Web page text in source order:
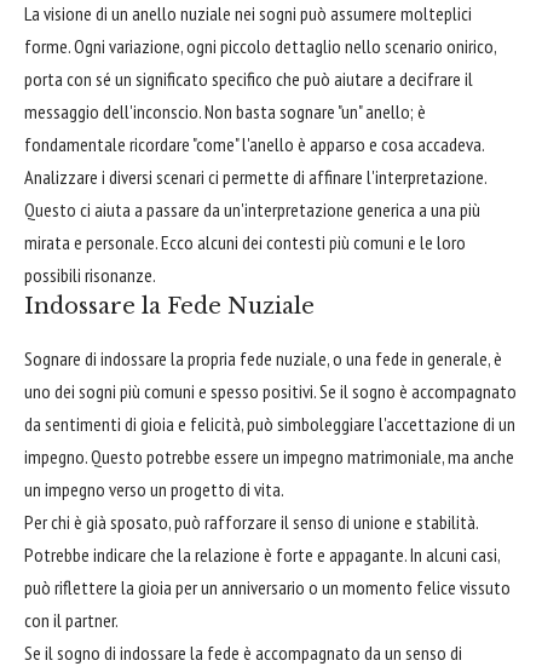
La visione di un anello nuziale nei sogni può assumere molteplici
forme. Ogni variazione, ogni piccolo dettaglio nello scenario onirico,
porta con sé un significato specifico che può aiutare a decifrare il
messaggio dell'inconscio. Non basta sognare "un" anello; è
fondamentale ricordare "come" l'anello è apparso e cosa accadeva.
Analizzare i diversi scenari ci permette di affinare l'interpretazione.
Questo ci aiuta a passare da un'interpretazione generica a una più
mirata e personale. Ecco alcuni dei contesti più comuni e le loro
possibili risonanze.
Indossare la Fede Nuziale
Sognare di indossare la propria fede nuziale, o una fede in generale, è
uno dei sogni più comuni e spesso positivi. Se il sogno è accompagnato
da sentimenti di gioia e felicità, può simboleggiare l'accettazione di un
impegno. Questo potrebbe essere un impegno matrimoniale, ma anche
un impegno verso un progetto di vita.
Per chi è già sposato, può rafforzare il senso di unione e stabilità.
Potrebbe indicare che la relazione è forte e appagante. In alcuni casi,
può riflettere la gioia per un anniversario o un momento felice vissuto
con il partner.
Se il sogno di indossare la fede è accompagnato da un senso di